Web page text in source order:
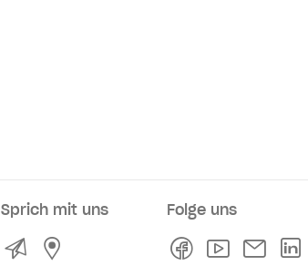
Sprich mit uns
KontaktService- und Verkaufsstellen
Folge uns
FacebookYoutube